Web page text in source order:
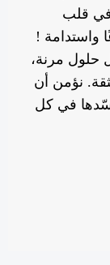
في قلب
!
مرنة،
نؤمن أن
في كل